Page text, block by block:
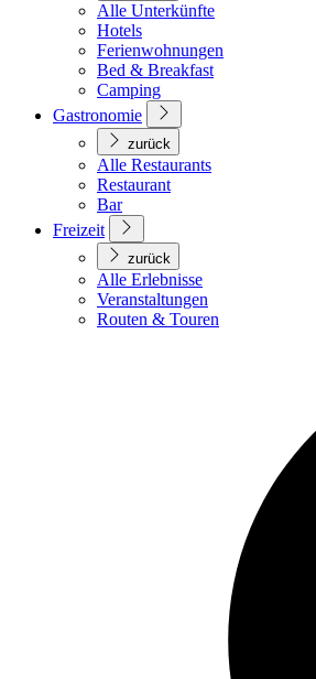
Alle Unterkünfte
Hotels
Ferienwohnungen
Bed & Breakfast
Camping
Gastronomie
zurück
Alle Restaurants
Restaurant
Bar
Freizeit
zurück
Alle Erlebnisse
Veranstaltungen
Routen & Touren